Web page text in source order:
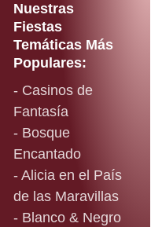
Nuestras
Fiestas
Temáticas Más
Populares:
- Casinos de
Fantasía
- Bosque
Encantado
- Alicia en el País
de las Maravillas
- Blanco & Negro